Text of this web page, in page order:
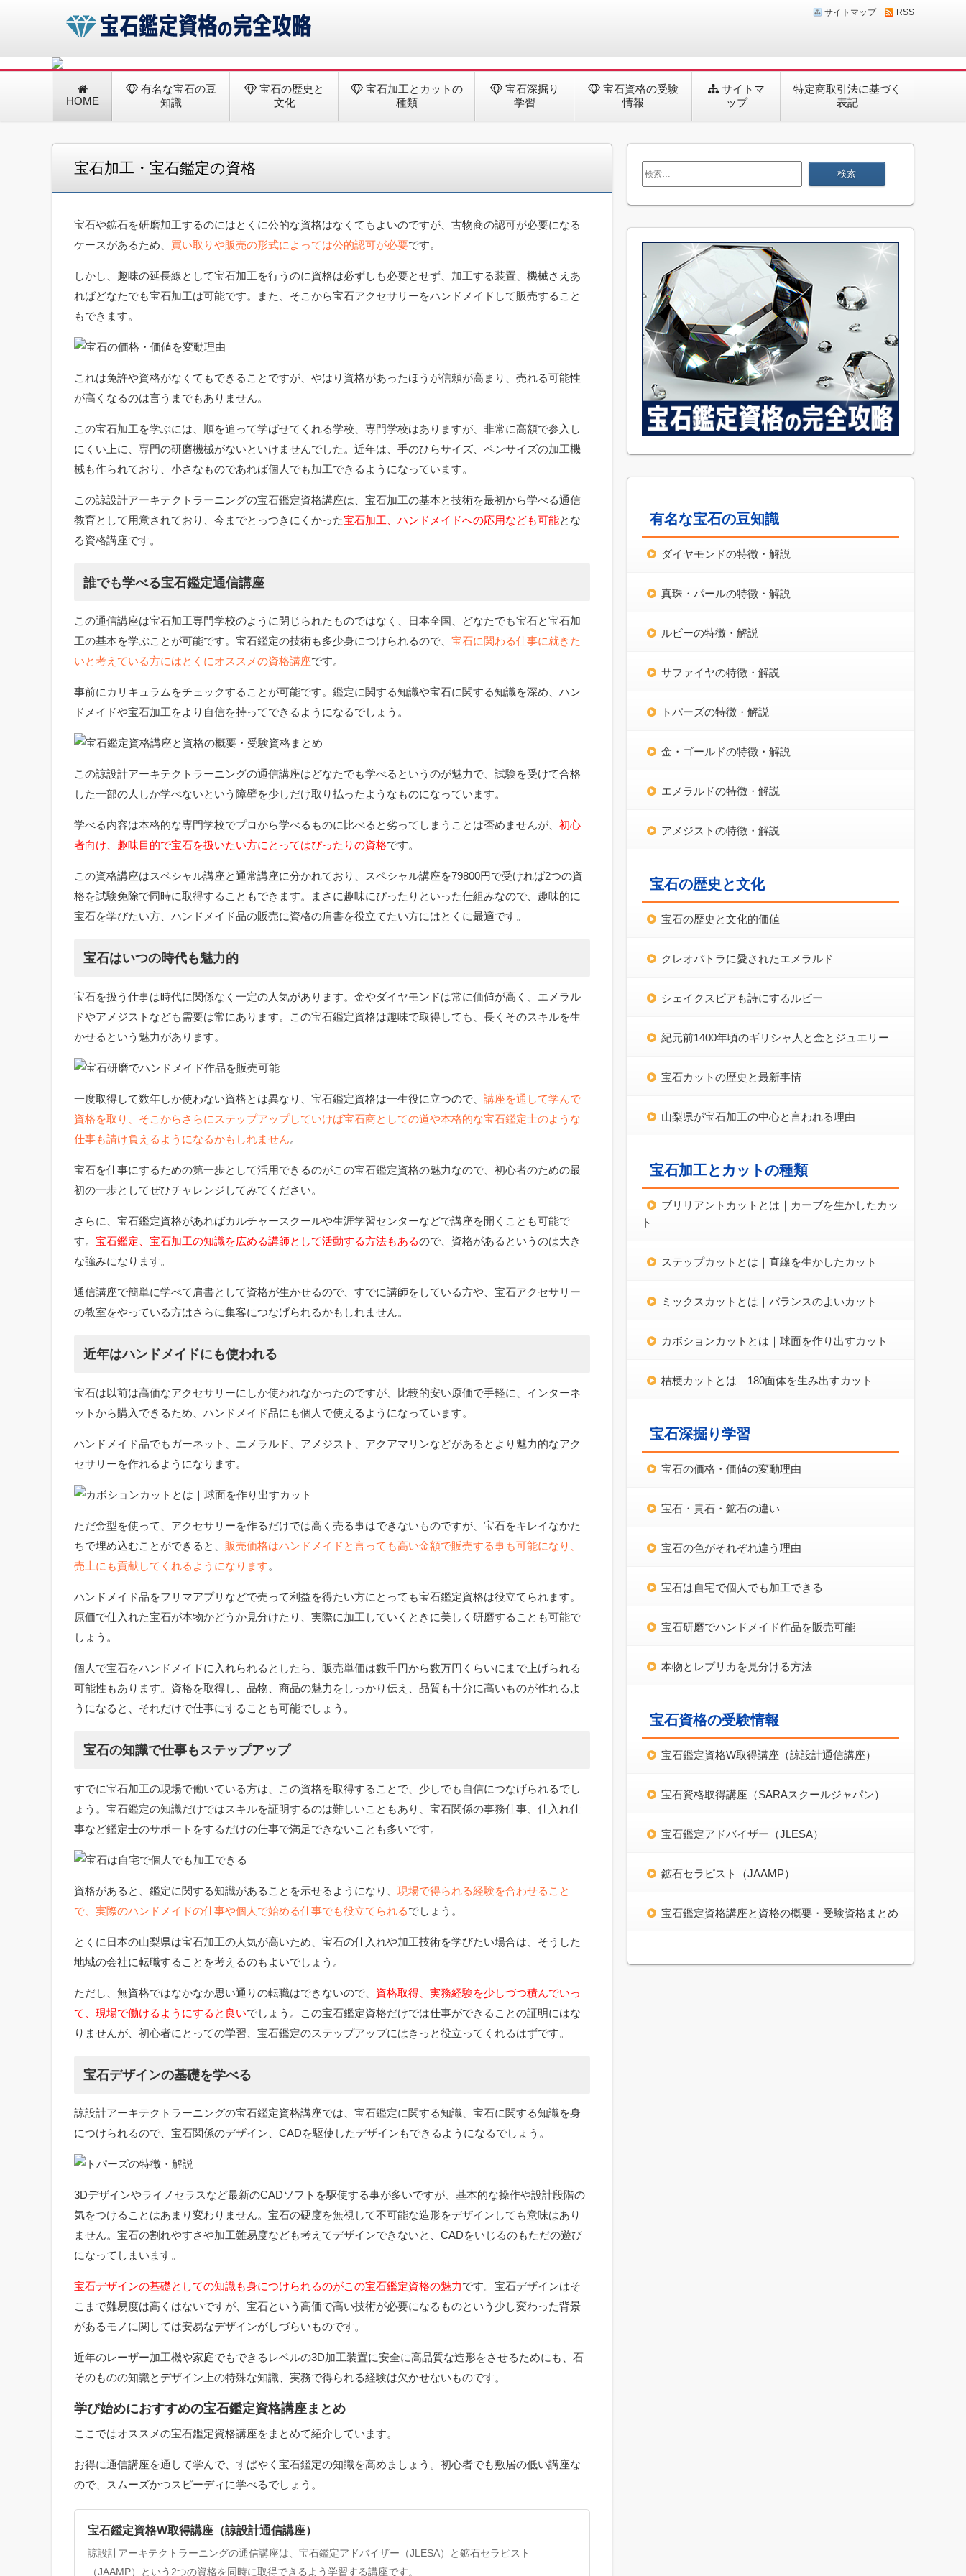
サイトマップ RSS
宝石鑑定資格の完全攻略
免除されますので、効率的に肩書きを増やすことができます。
HOME
有名な宝石の豆
知識
宝石の歴史と
文化
宝石加工とカットの
種類
宝石深掘り
学習
宝石資格の受験
情報
サイトマ
ップ
特定商取引法に基づく
表記
宝石加工・宝石鑑定の資格
宝石や鉱石を研磨加工するのにはとくに公的な資格はなくてもよいのですが、古物商の認可が必要になる
ケースがあるため、 買い取りや販売の形式によっては公的認可が必要です。
しかし、趣味の延長線として宝石加工を行うのに資格は必ずしも必要とせず、加工する装置、機械さえあ
ればどなたでも宝石加工は可能です。また、そこから宝石アクセサリーをハンドメイドして販売すること
もできます。
これは免許や資格がなくてもできることですが、やはり資格があったほうが信頼が高まり、売れる可能性
が高くなるのは言うまでもありません。
この宝石加工を学ぶには、順を追って学ばせてくれる学校、専門学校はありますが、非常に高額で参入し
にくい上に、専門の研磨機械がないといけませんでした。近年は、手のひらサイズ、ペンサイズの加工機
械も作られており、小さなものであれば個人でも加工できるようになっています。
この諒設計アーキテクトラーニングの宝石鑑定資格講座は、宝石加工の基本と技術を最初から学べる通信
教育として用意されており、今までとっつきにくかった宝石加工、ハンドメイドへの応用なども可能とな
る資格講座です。
誰でも学べる宝石鑑定通信講座
この通信講座は宝石加工専門学校のように閉じられたものではなく、日本全国、どなたでも宝石と宝石加
工の基本を学ぶことが可能です。宝石鑑定の技術も多少身につけられるので、 宝石に関わる仕事に就きた
いと考えている方にはとくにオススメの資格講座です。
事前にカリキュラムをチェックすることが可能です。鑑定に関する知識や宝石に関する知識を深め、ハン
ドメイドや宝石加工をより自信を持ってできるようになるでしょう。
この諒設計アーキテクトラーニングの通信講座はどなたでも学べるというのが魅力で、試験を受けて合格
した一部の人しか学べないという障壁を少しだけ取り払ったようなものになっています。
学べる内容は本格的な専門学校でプロから学べるものに比べると劣ってしまうことは否めませんが、 初心
者向け、趣味目的で宝石を扱いたい方にとってはぴったりの資格です。
この資格講座はスペシャル講座と通常講座に分かれており、スペシャル講座を79800円で受ければ2つの資
格を試験免除で同時に取得することもできます。まさに趣味にぴったりといった仕組みなので、趣味的に
宝石を学びたい方、ハンドメイド品の販売に資格の肩書を役立てたい方にはとくに最適です。
宝石はいつの時代も魅力的
宝石を扱う仕事は時代に関係なく一定の人気があります。金やダイヤモンドは常に価値が高く、エメラル
ドやアメジストなども需要は常にあります。この宝石鑑定資格は趣味で取得しても、長くそのスキルを生
かせるという魅力があります。
一度取得して数年しか使わない資格とは異なり、宝石鑑定資格は一生役に立つので、 講座を通して学んで
資格を取り、そこからさらにステップアップしていけば宝石商としての道や本格的な宝石鑑定士のような
仕事も請け負えるようになるかもしれません。
宝石を仕事にするための第一歩として活用できるのがこの宝石鑑定資格の魅力なので、初心者のための最
初の一歩としてぜひチャレンジしてみてください。
さらに、宝石鑑定資格があればカルチャースクールや生涯学習センターなどで講座を開くことも可能で
す。 宝石鑑定、宝石加工の知識を広める講師として活動する方法もあるので、資格があるというのは大き
な強みになります。
通信講座で簡単に学べて肩書として資格が生かせるので、すでに講師をしている方や、宝石アクセサリー
の教室をやっている方はさらに集客につなげられるかもしれません。
近年はハンドメイドにも使われる
宝石は以前は高価なアクセサリーにしか使われなかったのですが、比較的安い原価で手軽に、インターネ
ットから購入できるため、ハンドメイド品にも個人で使えるようになっています。
ハンドメイド品でもガーネット、エメラルド、アメジスト、アクアマリンなどがあるとより魅力的なアク
セサリーを作れるようになります。
ただ金型を使って、アクセサリーを作るだけでは高く売る事はできないものですが、宝石をキレイなかた
ちで埋め込むことができると、 販売価格はハンドメイドと言っても高い金額で販売する事も可能になり、
売上にも貢献してくれるようになります。
ハンドメイド品をフリマアプリなどで売って利益を得たい方にとっても宝石鑑定資格は役立てられます。
原価で仕入れた宝石が本物かどうか見分けたり、実際に加工していくときに美しく研磨することも可能で
しょう。
個人で宝石をハンドメイドに入れられるとしたら、販売単価は数千円から数万円くらいにまで上げられる
可能性もあります。資格を取得し、品物、商品の魅力をしっかり伝え、品質も十分に高いものが作れるよ
うになると、それだけで仕事にすることも可能でしょう。
宝石の知識で仕事もステップアップ
すでに宝石加工の現場で働いている方は、この資格を取得することで、少しでも自信につなげられるでし
ょう。宝石鑑定の知識だけではスキルを証明するのは難しいこともあり、宝石関係の事務仕事、仕入れ仕
事など鑑定士のサポートをするだけの仕事で満足できないことも多いです。
資格があると、鑑定に関する知識があることを示せるようになり、 現場で得られる経験を合わせること
で、実際のハンドメイドの仕事や個人で始める仕事でも役立てられるでしょう。
とくに日本の山梨県は宝石加工の人気が高いため、宝石の仕入れや加工技術を学びたい場合は、そうした
地域の会社に転職することを考えるのもよいでしょう。
ただし、無資格ではなかなか思い通りの転職はできないので、 資格取得、実務経験を少しづつ積んでいっ
て、現場で働けるようにすると良いでしょう。この宝石鑑定資格だけでは仕事ができることの証明にはな
りませんが、初心者にとっての学習、宝石鑑定のステップアップにはきっと役立ってくれるはずです。
宝石デザインの基礎を学べる
諒設計アーキテクトラーニングの宝石鑑定資格講座では、宝石鑑定に関する知識、宝石に関する知識を身
につけられるので、宝石関係のデザイン、CADを駆使したデザインもできるようになるでしょう。
3Dデザインやライノセラスなど最新のCADソフトを駆使する事が多いですが、基本的な操作や設計段階の
気をつけることはあまり変わりません。宝石の硬度を無視して不可能な造形をデザインしても意味はあり
ません。宝石の割れやすさや加工難易度なども考えてデザインできないと、CADをいじるのもただの遊び
になってしまいます。
宝石デザインの基礎としての知識も身につけられるのがこの宝石鑑定資格の魅力です。宝石デザインはそ
こまで難易度は高くはないですが、宝石という高価で高い技術が必要になるものという少し変わった背景
があるモノに関しては安易なデザインがしづらいものです。
近年のレーザー加工機や家庭でもできるレベルの3D加工装置に安全に高品質な造形をさせるためにも、石
そのものの知識とデザイン上の特殊な知識、実務で得られる経験は欠かせないものです。
学び始めにおすすめの宝石鑑定資格講座まとめ
ここではオススメの宝石鑑定資格講座をまとめて紹介しています。
お得に通信講座を通して学んで、すばやく宝石鑑定の知識を高めましょう。初心者でも敷居の低い講座な
ので、スムーズかつスピーディに学べるでしょう。
宝石鑑定資格W取得講座（諒設計通信講座）
諒設計アーキテクトラーニングの通信講座は、宝石鑑定アドバイザー（JLESA）と鉱石セラピスト
（JAAMP）という2つの資格を同時に取得できるよう学習する講座です。
検
索:
有名な宝石の豆知識
ダイヤモンドの特徴・解説
真珠・パールの特徴・解説
ルビーの特徴・解説
サファイヤの特徴・解説
トパーズの特徴・解説
金・ゴールドの特徴・解説
エメラルドの特徴・解説
アメジストの特徴・解説
宝石の歴史と文化
宝石の歴史と文化的価値
クレオパトラに愛されたエメラルド
シェイクスピアも詩にするルビー
紀元前1400年頃のギリシャ人と金とジュエリー
宝石カットの歴史と最新事情
山梨県が宝石加工の中心と言われる理由
宝石加工とカットの種類
ブリリアントカットとは｜カーブを生かしたカッ
ト
ステップカットとは｜直線を生かしたカット
ミックスカットとは｜バランスのよいカット
カボションカットとは｜球面を作り出すカット
桔梗カットとは｜180面体を生み出すカット
宝石深掘り学習
宝石の価格・価値の変動理由
宝石・貴石・鉱石の違い
宝石の色がそれぞれ違う理由
宝石は自宅で個人でも加工できる
宝石研磨でハンドメイド作品を販売可能
本物とレプリカを見分ける方法
宝石資格の受験情報
宝石鑑定資格W取得講座（諒設計通信講座）
宝石資格取得講座（SARAスクールジャパン）
宝石鑑定アドバイザー（JLESA）
鉱石セラピスト（JAAMP）
宝石鑑定資格講座と資格の概要・受験資格まとめ